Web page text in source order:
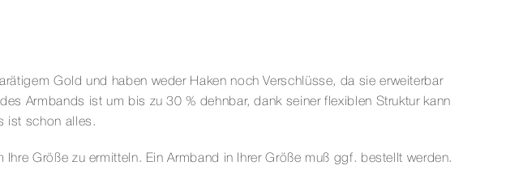
Gold und haben weder Haken noch Verschlüsse, da sie erweiterbar
Armbands ist um bis zu 30 % dehnbar, dank seiner flexiblen Struktur kann
ist schon alles.
Größe zu ermitteln. Ein Armband in Ihrer Größe muß ggf. bestellt werden.